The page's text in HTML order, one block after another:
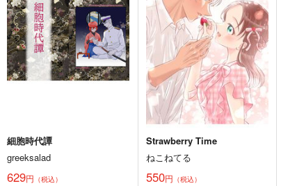
細胞時代譚
greeksalad
629円 （税込）
Strawberry Time
ねこねてる
550円 （税込）